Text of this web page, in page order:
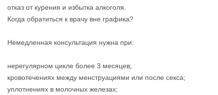
отказ от курения и избытка алкоголя.
Когда обратиться к врачу вне графика?
Немедленная консультация нужна при:
нерегулярном цикле более 3 месяцев;
кровотечениях между менструациями или после секса;
уплотнениях в молочных железах;